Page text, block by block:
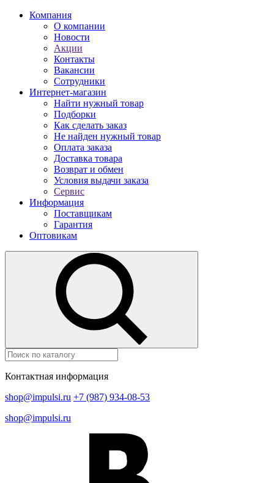
Компания
О компании
Новости
Акции
Контакты
Вакансии
Сотрудники
Интернет-магазин
Найти нужный товар
Подборки
Как сделать заказ
Не найден нужный товар
Оплата заказа
Доставка товара
Возврат и обмен
Условия выдачи заказа
Сервис
Информация
Поставщикам
Гарантия
Оптовикам
Контактная информация
shop@impulsi.ru +7 (987) 934-08-53
shop@impulsi.ru